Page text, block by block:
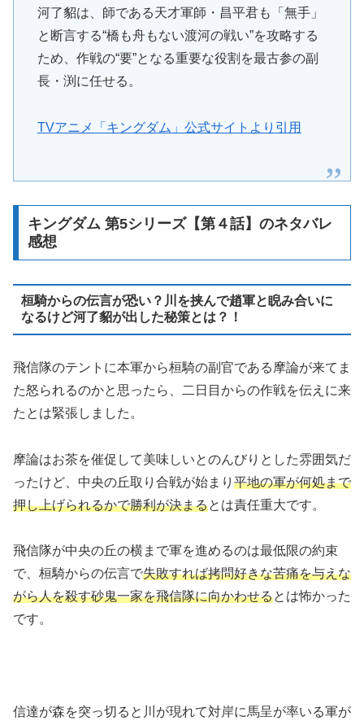
河了貂は、師である天才軍師・昌平君も「無手」
と断言する“橋も舟もない渡河の戦い”を攻略する
ため、作戦の“要”となる重要な役割を最古参の副
長・渕に任せる。
TVアニメ「キングダム」公式サイトより引用
キングダム 第5シリーズ【第４話】のネタバレ
感想
桓騎からの伝言が恐い？川を挟んで趙軍と睨み合いに
なるけど河了貂が出した秘策とは？！
飛信隊のテントに本軍から桓騎の副官である摩論が来てま
た怒られるのかと思ったら、二日目からの作戦を伝えに来
たとは緊張しました。
摩論はお茶を催促して美味しいとのんびりとした雰囲気だ
ったけど、中央の丘取り合戦が始まり 平地の軍が何処まで
押し上げられるかで勝利が決まるとは責任重大です。
飛信隊が中央の丘の横まで軍を進めるのは最低限の約束
で、桓騎からの伝言で失敗すれば拷問好きな苦痛を与えな
がら人を殺す砂鬼一家を飛信隊に向かわせるとは怖かった
です。
信達が森を突っ切ると川が現れて対岸に馬呈が率いる軍が